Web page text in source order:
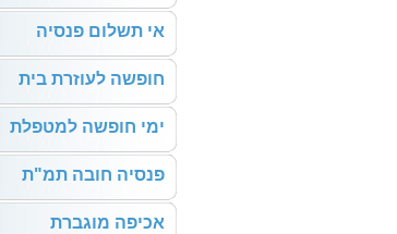
אי תשלום פנסיה
חופשה לעוזרת בית
ימי חופשה למטפלת
פנסיה חובה תמ"ת
אכיפה מוגברת